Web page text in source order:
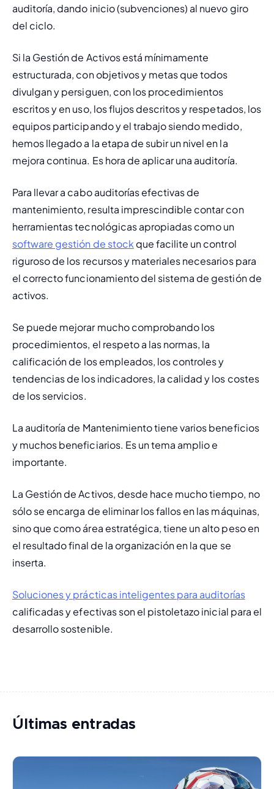
auditoría, dando inicio (subvenciones) al nuevo giro
del ciclo.
Si la Gestión de Activos está mínimamente
estructurada, con objetivos y metas que todos
divulgan y persiguen, con los procedimientos
escritos y en uso, los flujos descritos y respetados, los
equipos participando y el trabajo siendo medido,
hemos llegado a la etapa de subir un nivel en la
mejora continua. Es hora de aplicar una auditoría.
Para llevar a cabo auditorías efectivas de
mantenimiento, resulta imprescindible contar con
software gestión de stock que facilite un control
riguroso de los recursos y materiales necesarios para
el correcto funcionamiento del sistema de gestión de
activos.
Se puede mejorar mucho comprobando los
procedimientos, el respeto a las normas, la
calificación de los empleados, los controles y
tendencias de los indicadores, la calidad y los costes
de los servicios.
La auditoría de Mantenimiento tiene varios beneficios
y muchos beneficiarios. Es un tema amplio e
importante.
La Gestión de Activos, desde hace mucho tiempo, no
sólo se encarga de eliminar los fallos en las máquinas,
sino que como área estratégica, tiene un alto peso en
el resultado final de la organización en la que se
inserta.
Soluciones y prácticas inteligentes para auditorías
calificadas y efectivas son el pistoletazo inicial para el
desarrollo sostenible.
Últimas entradas